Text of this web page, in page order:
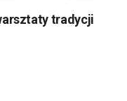
tradycji